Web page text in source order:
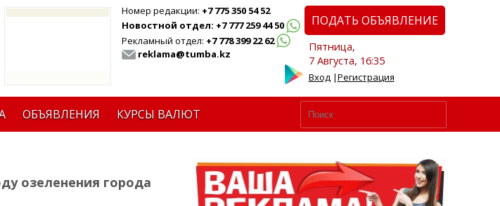
Номер редакции: +7 775 350 54 52
Новостной отдел: +7 777 259 44 50
Рекламный отдел: +7 778 399 22 62
reklama@tumba.kz
ПОДАТЬ ОБЪЯВЛЕНИЕ
Пятница,
7 Августа, 16:35
Вход|Регистрация
ОБЪЯВЛЕНИЯ КУРСЫ ВАЛЮТ
озеленения города